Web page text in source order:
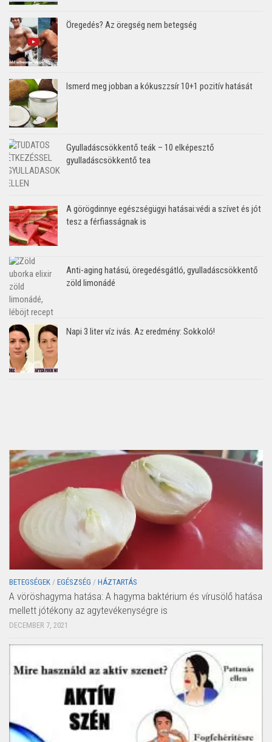
Öregedés? Az öregség nem betegség
Ismerd meg jobban a kókuszzsír 10+1 pozitív hatását
Gyulladáscsökkentő teák – 10 elképesztő
gyulladáscsökkentő tea
A görögdinnye egészségügyi hatásai:védi a szívet és jót
tesz a férfiasságnak is
Anti-aging hatású, öregedésgátló, gyulladáscsökkentő
zöld limonádé
Napi 3 liter víz ivás. Az eredmény: Sokkoló!
BETEGSÉGEK / EGÉSZSÉG / HÁZTARTÁS
A vöröshagyma hatása: A hagyma baktérium és vírusölő hatása
mellett jótékony az agytevékenységre is
DECEMBER 7, 2021